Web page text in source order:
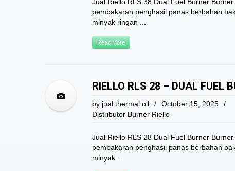
pembakaran penghasil panas berbahan
minyak ringan ...
Read More
RIELLO RLS 28 – DUAL FUEL
by jual thermal oil / October 15, 2025
/
Distributor Burner Riello
Jual Riello RLS 28 Dual Fuel Burner
pembakaran penghasil panas berbahan
minyak ...